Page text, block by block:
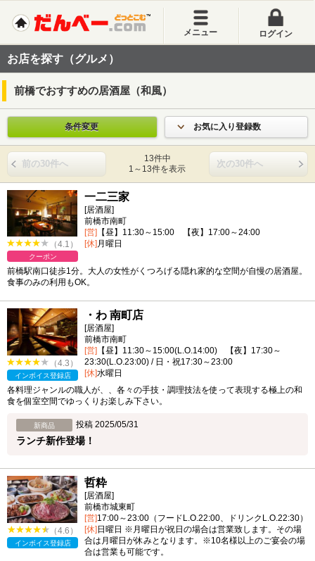
メニュー ログイン
お店を探す（グルメ）
前橋でおすすめの居酒屋（和風）
条件変更 お気に入り登録数
前の30件へ
13件中
1～13件を表示
次の30件へ
（4.1）
クーポン
一二三家
[居酒屋]
前橋市南町
[営] 【昼】11:30～15:00 【夜】17:00～24:00
[休]月曜日
前橋駅南口徒歩1分。大人の女性がくつろげる隠れ家的な空間が自慢の居酒屋。
食事のみの利用もOK。
（4.3）
インボイス登録店
・わ 南町店
[居酒屋]
前橋市南町
[営] 【昼】11:30～15:00(L.O.14:00) 【夜】17:30～
23:30(L.O.23:00) / 日・祝17:30～23:00
[休]水曜日
各料理ジャンルの職人が、、各々の手技・調理技法を使って表現する極上の和
食を個室空間でゆっくりお楽しみ下さい。
新商品 投稿 2025/05/31
ランチ新作登場！
（4.6）
インボイス登録店
哲粋
[居酒屋]
前橋市城東町
[営]17:00～23:00（フードL.O.22:00、ドリンクL.O.22:30）
[休] 日曜日 ※月曜日が祝日の場合は営業致します。その場
合は月曜日が休みとなります。※10名様以上のご宴会の場
合は営業も可能です。